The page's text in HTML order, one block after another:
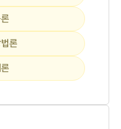
론